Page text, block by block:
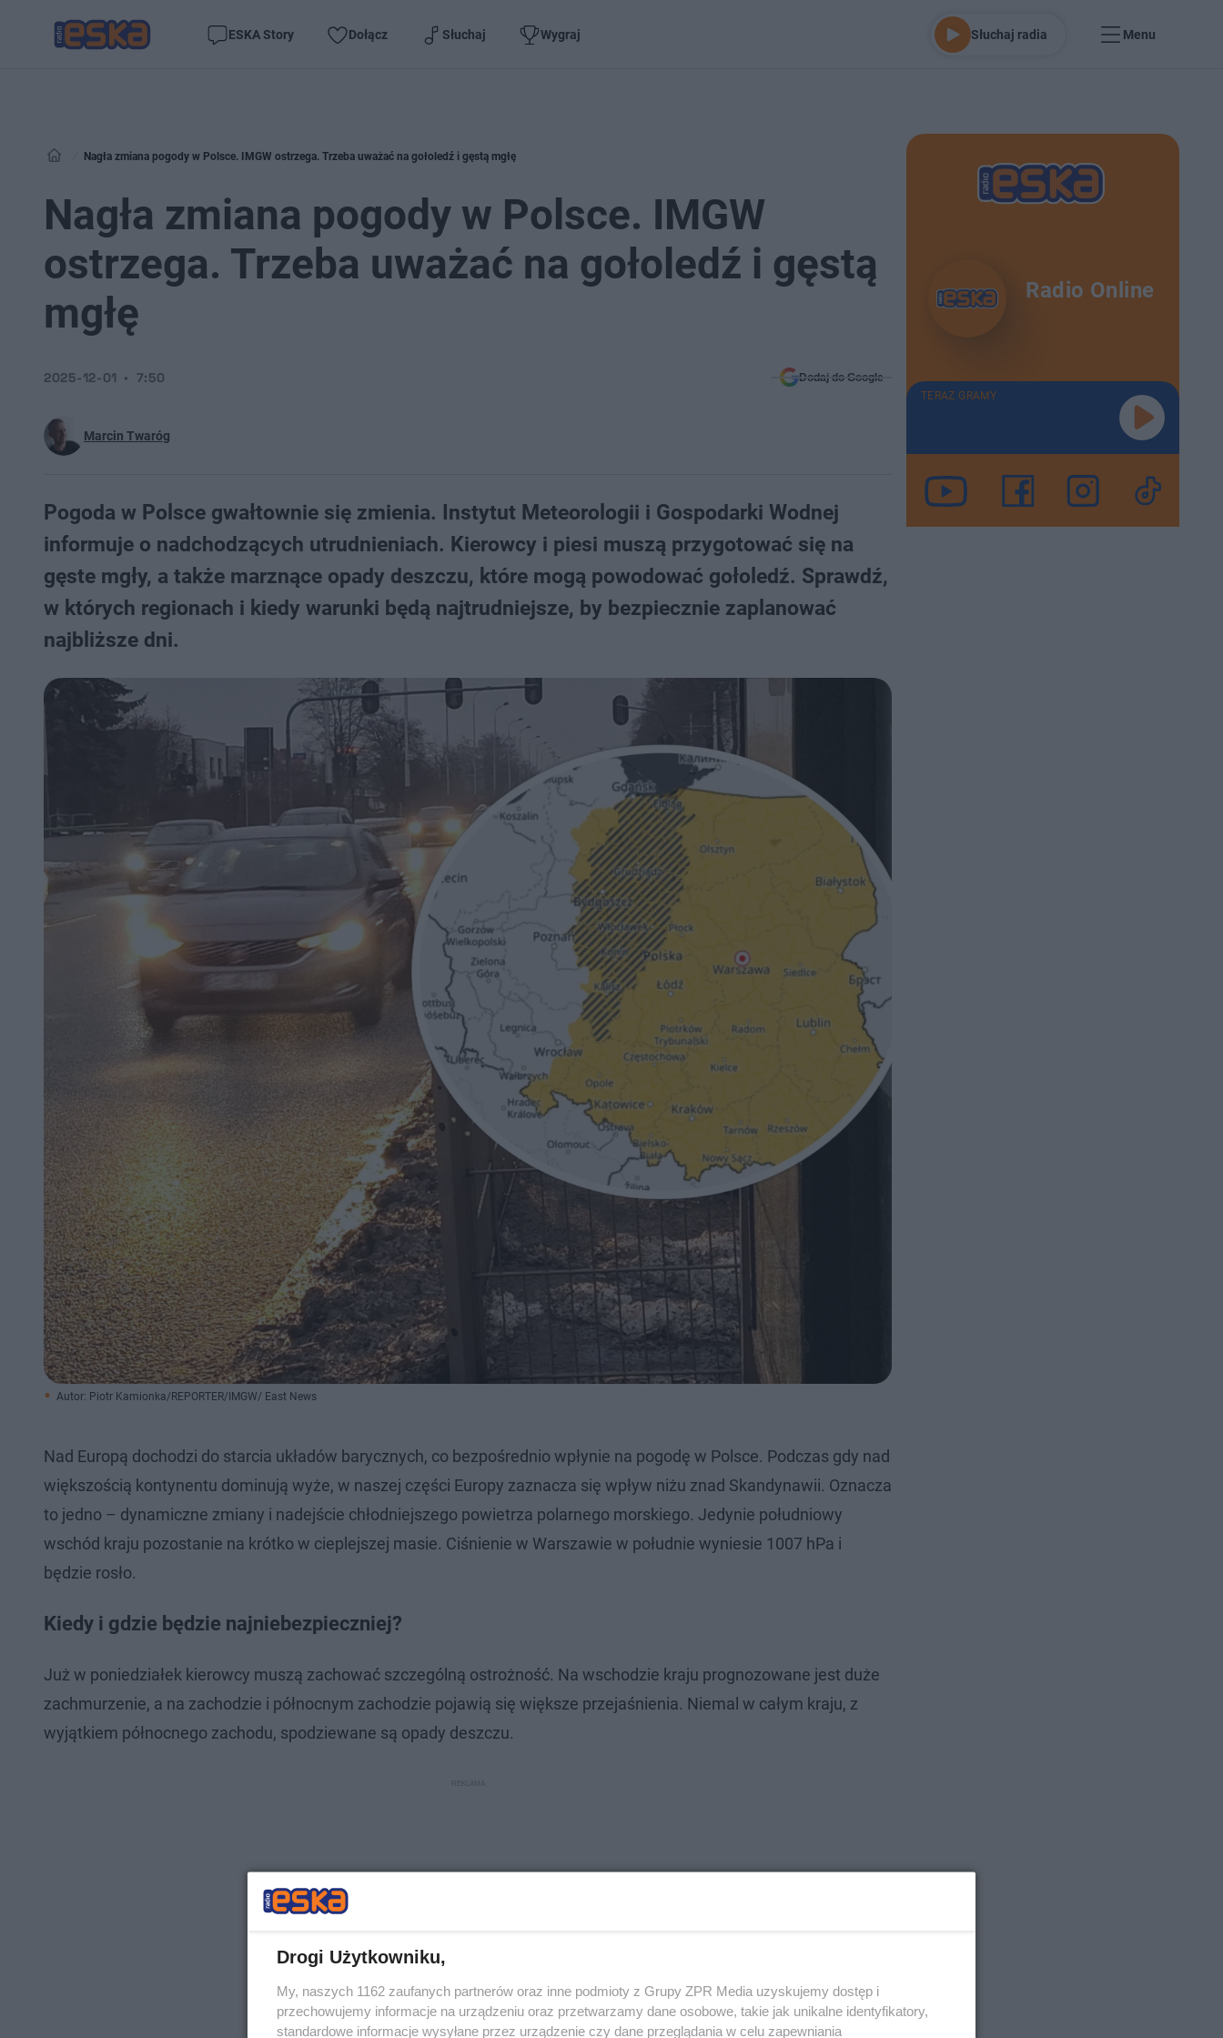
ESKA Story Dołącz Słuchaj Wygraj Słuchaj radia Menu
Nagła zmiana pogody w Polsce. IMGW ostrzega. Trzeba uważać na gołoledź i gęstą mgłę
Nagła zmiana pogody w Polsce. IMGW
ostrzega. Trzeba uważać na gołoledź i gęstą
mgłę
Marcin Twaróg
2025-12-01 7:50 Dodaj do Google
Pogoda w Polsce gwałtownie się zmienia. Instytut Meteorologii i Gospodarki Wodnej
informuje o nadchodzących utrudnieniach. Kierowcy i piesi muszą przygotować się na
gęste mgły, a także marznące opady deszczu, które mogą powodować gołoledź. Sprawdź,
w których regionach i kiedy warunki będą najtrudniejsze, by bezpiecznie zaplanować
najbliższe dni.
Autor: Piotr Kamionka/REPORTER/IMGW/ East News
Nad Europą dochodzi do starcia układów barycznych, co bezpośrednio wpłynie na pogodę w Polsce. Podczas gdy nad
większością kontynentu dominują wyże, w naszej części Europy zaznacza się wpływ niżu znad Skandynawii. Oznacza
to jedno – dynamiczne zmiany i nadejście chłodniejszego powietrza polarnego morskiego. Jedynie południowy
wschód kraju pozostanie na krótko w cieplejszej masie. Ciśnienie w Warszawie w południe wyniesie 1007 hPa i
będzie rosło.
Kiedy i gdzie będzie najniebezpieczniej?
Już w poniedziałek kierowcy muszą zachować szczególną ostrożność. Na wschodzie kraju prognozowane jest duże
zachmurzenie, a na zachodzie i północnym zachodzie pojawią się większe przejaśnienia. Niemal w całym kraju, z
wyjątkiem północnego zachodu, spodziewane są opady deszczu.
Radio Online
TERAZ GRAMY
Drogi Użytkowniku,
My, naszych 1162 zaufanych partnerów oraz inne podmioty z Grupy ZPR Media uzyskujemy dostęp i
przechowujemy informacje na urządzeniu oraz przetwarzamy dane osobowe, takie jak unikalne identyfikatory,
standardowe informacje wysyłane przez urządzenie czy dane przeglądania w celu zapewniania